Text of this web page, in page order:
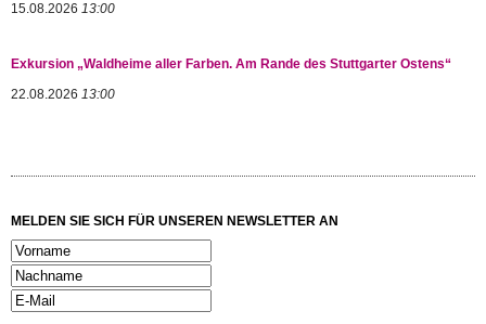
15.08.2026 13:00
Exkursion „Waldheime aller Farben. Am Rande des Stuttgarter Ostens“
22.08.2026 13:00
MELDEN SIE SICH FÜR UNSEREN NEWSLETTER AN